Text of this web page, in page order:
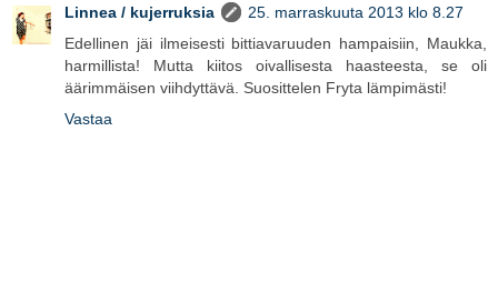
Linnea / kujerruksia
25. marraskuuta 2013 klo 8.27
Edellinen jäi ilmeisesti bittiavaruuden hampaisiin, Maukka,
harmillista! Mutta kiitos oivallisesta haasteesta, se oli
äärimmäisen viihdyttävä. Suosittelen Fryta lämpimästi!
Vastaa